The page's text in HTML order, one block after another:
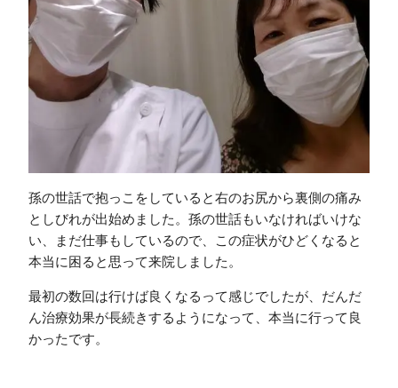
孫の世話で抱っこをしていると右のお尻から裏側の痛み
としびれが出始めました。孫の世話もいなければいけな
い、まだ仕事もしているので、この症状がひどくなると
本当に困ると思って来院しました。
最初の数回は行けば良くなるって感じでしたが、だんだ
ん治療効果が長続きするようになって、本当に行って良
かったです。